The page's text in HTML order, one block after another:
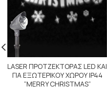
LASER ΠΡΟΤΖΕΚΤΟΡΑΣ LED KAI
ΓΙΑ ΕΞΩΤΕΡΙΚΟΥ ΧΩΡΟΥ IP44
“MERRY CHRISTMAS”